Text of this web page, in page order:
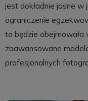
jest dokładnie jasne
ograniczenie
ta będzie obejmowała
zaawansowane
profesjonalnych